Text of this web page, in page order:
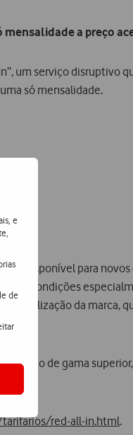
e
de
a preço
um serviço disruptivo
só mensalidade.
disponível para
de condições
de fidelização da marca,
de gama
red-all-in.html.